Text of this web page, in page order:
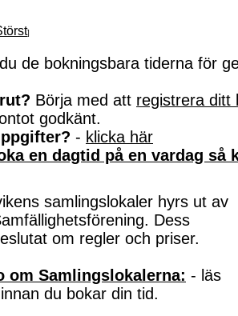
]
de bokningsbara tiderna för
Börja med att registrera ditt
godkänt.
- klicka här
en dagtid på en vardag så
samlingslokaler hyrs ut av
Dess
om regler och priser.
om Samlingslokalerna: - läs
du bokar din tid.